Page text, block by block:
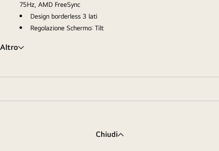
75Hz, AMD FreeSync
Design borderless 3 lati
Regolazione Schermo: Tilt
Altro
Chiudi